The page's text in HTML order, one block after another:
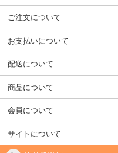
ご注文について
お支払いについて
配送について
商品について
会員について
サイトについて